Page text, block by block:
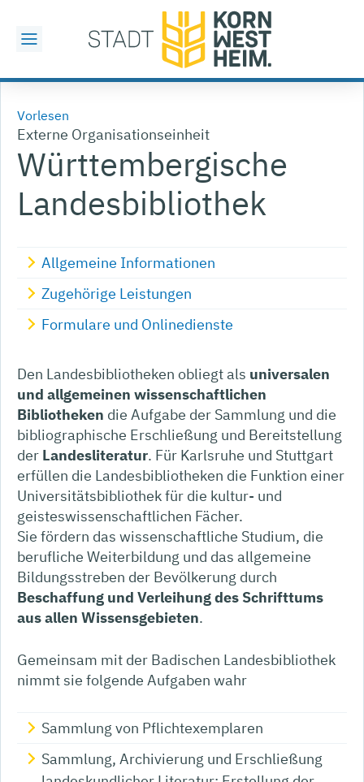
Vorlesen
Externe Organisationseinheit
Württembergische
Landesbibliothek
Allgemeine Informationen
Zugehörige Leistungen
Formulare und Onlinedienste
Den Landesbibliotheken obliegt als universalen
und allgemeinen wissenschaftlichen
Bibliotheken die Aufgabe der Sammlung und die
bibliographische Erschließung und Bereitstellung
der Landesliteratur. Für Karlsruhe und Stuttgart
erfüllen die Landesbibliotheken die Funktion einer
Universitätsbibliothek für die kultur- und
geisteswissenschaftlichen Fächer.
Sie fördern das wissenschaftliche Studium, die
berufliche Weiterbildung und das allgemeine
Bildungsstreben der Bevölkerung durch
Beschaffung und Verleihung des Schrifttums
aus allen Wissensgebieten.
Gemeinsam mit der Badischen Landesbibliothek
nimmt sie folgende Aufgaben wahr
Sammlung von Pflichtexemplaren
Sammlung, Archivierung und Erschließung